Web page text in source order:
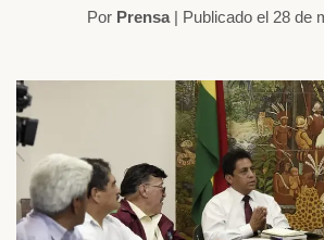
Por Prensa| Publicado el 28 de